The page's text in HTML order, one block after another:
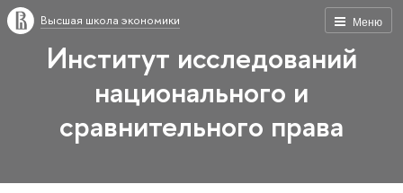
Меню
Высшая школа экономики
Институт исследований
национального и
сравнительного права